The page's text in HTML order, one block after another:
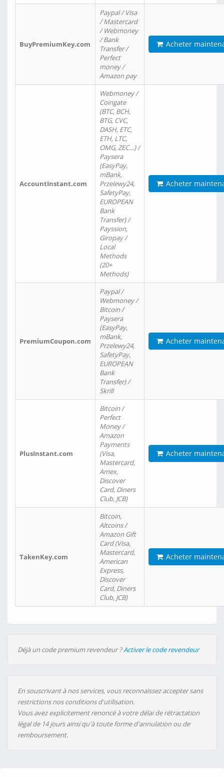
BuyPremiumKey.com
Paypal / Visa
/ Mastercard
/ Webmoney
/ Bank
Transfer /
Perfect
money /
Amazon pay
Acheter
AccountInstant.com
Webmoney /
Coingate
(BTC, BCH,
BTG, CVC,
DASH, ETC,
ETH, LTC,
OMG, ZEC…) /
Paysera
(EasyPay,
mBank,
Przelewy24,
SafetyPay,
EUROPEAN
Bank
Transfer) /
Payssion,
Giropay /
Local
Methods
(20+
Methods)
Acheter
PremiumCoupon.com
Paypal /
Webmoney /
Bitcoin /
Paysera
(EasyPay,
mBank,
Przelewy24,
SafetyPay,
EUROPEAN
Bank
Transfer) /
Skrill
Acheter
PlusInstant.com
Bitcoin /
Perfect
Money /
Amazon
Payments
(Visa,
Mastercard,
Amex,
Discover
Card, Diners
Club, JCB)
Acheter
TakenKey.com
Bitcoin,
Altcoins /
Amazon Gift
Card (Visa,
Mastercard,
American
Express,
Discover
Card, Diners
Club, JCB)
Acheter
Déjà un code premium revendeur ?Activer le code revendeur
En souscrivant à nos services, vous reconnaissez accepter sans
restrictions nos conditions d'utilisation.
Vous avez explicitement renoncé à votre délai de rétractation
légal de 14 jours ainsi qu'à toute forme d'annulation ou de
remboursement.